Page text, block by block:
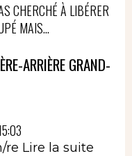
CHERCHÉ À LIBÉRER
MAIS...
ARRIÈRE GRAND-
re Lire la suite